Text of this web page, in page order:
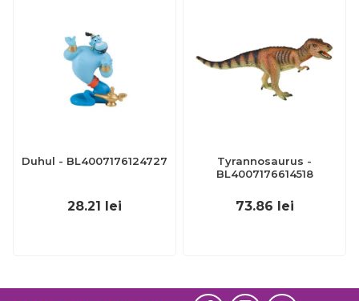
Duhul - BL4007176124727
28.21 lei
Tyrannosaurus -
BL4007176614518
73.86 lei